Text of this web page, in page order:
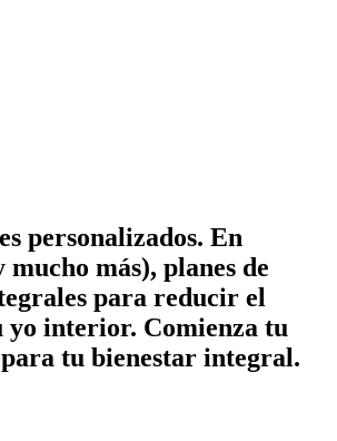
personalizados. En
más), planes de
para reducir el
yo interior. Comienza tu
tu bienestar integral.